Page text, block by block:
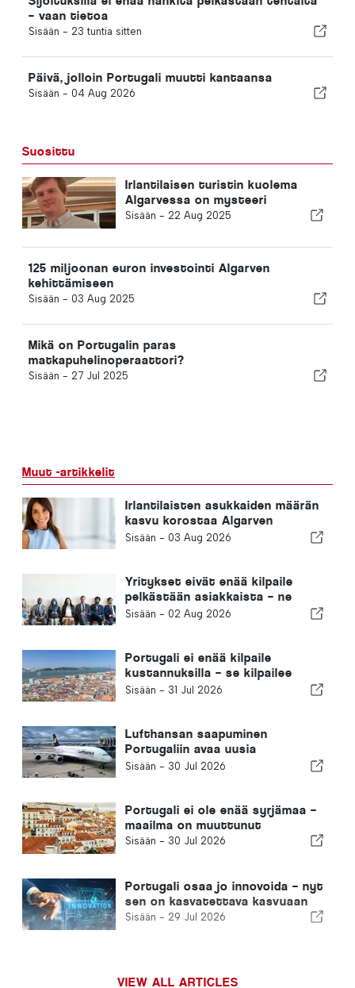
– vaan tietoa
Sisään - 23 tuntia sitten
Päivä, jolloin Portugali muutti kantaansa
Sisään - 04 Aug 2026
Suosittu
Irlantilaisen turistin kuolema
Algarvessa on mysteeri
Sisään - 22 Aug 2025
125 miljoonan euron investointi Algarven
kehittämiseen
Sisään - 03 Aug 2025
Mikä on Portugalin paras
matkapuhelinoperaattori?
Sisään - 27 Jul 2025
Muut -artikkelit
Irlantilaisten asukkaiden määrän
kasvu korostaa Algarven
muuttumista ympärivuotiseksi
Sisään - 03 Aug 2026
Yritykset eivät enää kilpaile
pelkästään asiakkaista – ne
kilpailevat osaavasta
Sisään - 02 Aug 2026
Portugali ei enää kilpaile
kustannuksilla – se kilpailee
ekosysteemeillä
Sisään - 31 Jul 2026
Lufthansan saapuminen
Portugaliin avaa uusia
mahdollisuuksia
Sisään - 30 Jul 2026
Portugali ei ole enää syrjämaa –
maailma on muuttunut
Sisään - 30 Jul 2026
Portugali osaa jo innovoida – nyt
sen on kasvatettava kasvuaan
Sisään - 29 Jul 2026
VIEW ALL ARTICLES